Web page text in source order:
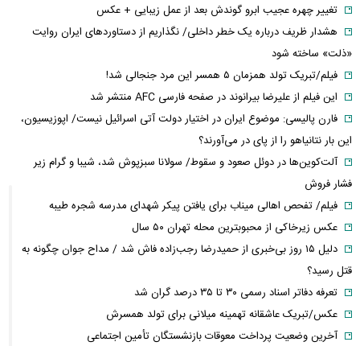
تغییر چهره عجیب ابرو گوندش بعد از عمل زیبایی + عکس
هشدار ظریف درباره یک خطر داخلی/ نگذاریم از دستاوردهای ایران روایت
«ذلت» ساخته شود
فیلم/تبریک تولد همزمان ۵ همسر این مرد جنجالی شد!
این فیلم از علیرضا بیرانوند در صفحه فارسی AFC منتشر شد
فارن پالیسی: موضوع ایران در اختیار دولت آتی اسرائیل نیست/ اپوزیسیون،
این بار نتانیاهو را از پای در می‌آورند؟
آلت‌کوین‌ها در دوئل صعود و سقوط/ سولانا سبزپوش شد، شیبا و گرام زیر
فشار فروش
فیلم/ تفحص اهالی میناب برای یافتن پیکر شهدای مدرسه شجره طیبه
عکس زیرخاکی از محبوبترین محله تهران ۵۰ سال
دلیل ۱۵ روز بی‌خبری از حمیدرضا رجب‌زاده فاش شد / مداح جوان چگونه به
قتل رسید؟
تعرفه دفاتر اسناد رسمی ۳۰ تا ۳۵ درصد گران شد
عکس/تبریک عاشقانه تهمینه میلانی برای تولد همسرش
آخرین وضعیت پرداخت معوقات بازنشستگان تأمین اجتماعی